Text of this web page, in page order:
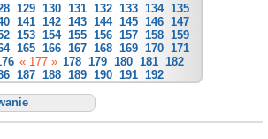
129 130 131 132 133 134 135
141 142 143 144 145 146 147
153 154 155 156 157 158 159
165 166 167 168 169 170 171
« 177 » 178 179 180 181 182
187 188 189 190 191 192